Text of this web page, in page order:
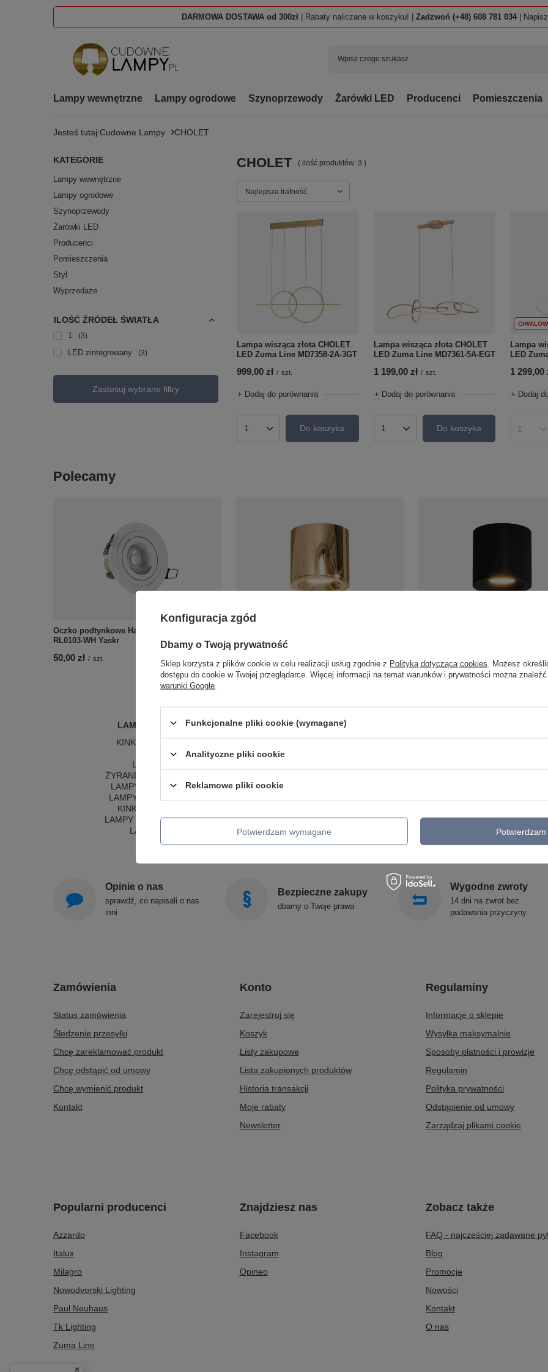
DARMOWA DOSTAWA od 300zł | Rabaty naliczane w koszyku! | Zadzwoń (+48) 608 781 034 |
Lampy wewnętrzne Lampy ogrodowe Szynoprzewody Żarówki LED Producenci Pomieszczenia
Jesteś tutaj:Cudowne Lampy CHOLET
KATEGORIE
Lampy wewnętrzne
Lampy ogrodowe
Szynoprzewody
Żarówki LED
Producenci
Pomieszczenia
Styl
Wyprzedaże
ILOŚĆ ŹRÓDEŁ ŚWIATŁA
1 3
LED zintegrowany 3
Zastosuj wybrane filtry
CHOLET ( ilość produktów: 3 )
Zmień sortowanie
Najlepsza trafność
Lampa wisząca złota CHOLET
LED Zuma Line MD7358-2A-3GT
999,00 zł / szt.
+ Dodaj do porównania
Ilość produktówDo koszyka
Lampa wisząca złota CHOLET
LED Zuma Line MD7361-5A-EGT
1 199,00 zł / szt.
+ Dodaj do porównania
Ilość produktówDo koszyka
Lampa
LED
1 299,00
+ Dodaj
Ilość
Polecamy
Oczko podtynkowe Halo 1xGU10 białe
RL0103-WH Yaskr
50,00 zł / szt.
Yaskr do wnętrz jak i na zewnątrz
LAMPY WEWNĘTRZNE
KINKIETY NAD LUSTRO
ŻYRANDOLE
LAMPKI NOCNE
ŻYRANDOLE KRYSZTAŁOWE
LAMPY WISZĄCE CZARNE
LAMPY WISZĄCE - OKRĘGI
KINKIETY DO SYPIALNI
LAMPY SUFITOWE OKRĄGŁE
LAMPY WISZĄCE
LAMPY ZEWNĘTRZNE
LAMPY OGRODOWE - WISZĄCE
KINKIETY OGRODOWE
OŚWIETLENIE SCHODÓW
ALDEX
SOLLUX
Opinie o nas
sprawdź, co napisali o nas
inni
Bezpieczne zakupy
dbamy o Twoje prawa
Wygodne zwroty
14 dni na zwrot bez
podawania przyczyny
Zamówienia
Status zamówienia
Śledzenie przesyłki
Chcę zareklamować produkt
Chcę odstąpić od umowy
Chcę wymienić produkt
Kontakt
Konto
Zarejestruj się
Koszyk
Listy zakupowe
Lista zakupionych produktów
Historia transakcji
Moje rabaty
Newsletter
Regulaminy
Informacje o sklepie
Wysyłka maksymalnie
Sposoby płatności i prowizje
Regulamin
Polityka prywatności
Odstąpienie od umowy
Zarządzaj plikami cookie
Popularni producenci
Azzardo
Italux
Milagro
Nowodvorski Lighting
Paul Neuhaus
Tk Lighting
Zuma Line
Znajdziesz nas
Facebook
Instagram
Opineo
Zobacz także
FAQ - najcześciej zadawane
Blog
Promocje
Nowości
Kontakt
O nas
Konfiguracja zgód
Dbamy o Twoją prywatność
Sklep korzysta z plików cookie w celu realizacji usług zgodnie z Polityką dotyczącą cookies . Możesz
dostępu do cookie w Twojej przeglądarce. Więcej informacji na temat warunków i prywatności można
warunki Google
Funkcjonalne pliki cookie (wymagane)
Analityczne pliki cookie
Reklamowe pliki cookie
Potwierdzam wymagane